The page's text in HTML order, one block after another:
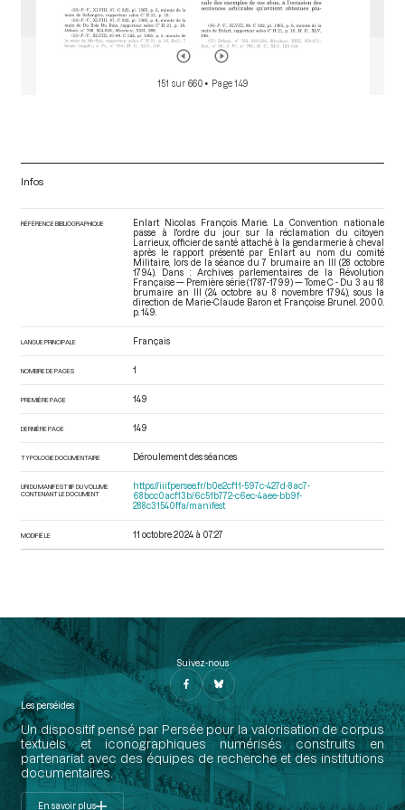
151 sur 660 • Page 149
Infos
RÉFÉRENCE BIBLIOGRAPHIQUE
Enlart Nicolas François Marie. La Convention nationale
passe à l'ordre du jour sur la réclamation du citoyen
Larrieux, officier de santé attaché à la gendarmerie à cheval
après le rapport présenté par Enlart au nom du comité
Militaire, lors de la séance du 7 brumaire an III (28 octobre
1794). Dans : Archives parlementaires de la Révolution
Française — Première série (1787-1799) — Tome C - Du 3 au 18
brumaire an III (24 octobre au 8 novembre 1794) , sous la
direction de Marie-Claude Baron et Françoise Brunel. 2000.
p. 149.
LANGUE PRINCIPALE Français
NOMBRE DE PAGES 1
PREMIÈRE PAGE 149
DERNIÈRE PAGE 149
TYPOLOGIE DOCUMENTAIRE Déroulement des séances
URI DU MANIFEST IIIF DU VOLUME
CONTENANT LE DOCUMENT
https://iiif.persee.fr/b0e2cf11-597c-427d-8ac7-
68bcc0acf13b/6c51b772-c6ec-4aee-bb9f-
288c31540ffa/manifest
MODIFIÉ LE 11 octobre 2024 à 07:27
Suivez-nous
Les perséides
Un dispositif pensé par Persée pour la valorisation de corpus
textuels et iconographiques numérisés construits en
partenariat avec des équipes de recherche et des institutions
documentaires.
En savoir plus